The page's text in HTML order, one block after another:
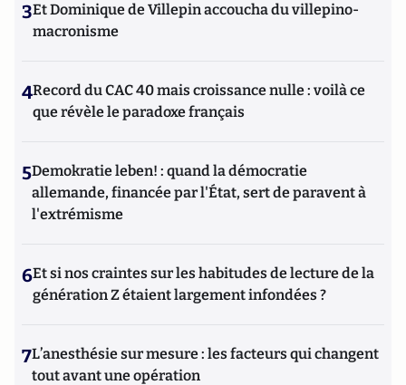
3Et Dominique de Villepin accoucha du villepino-
macronisme
4Record du CAC 40 mais croissance nulle : voilà ce
que révèle le paradoxe français
5Demokratie leben! : quand la démocratie
allemande, financée par l'État, sert de paravent à
l'extrémisme
6Et si nos craintes sur les habitudes de lecture de la
génération Z étaient largement infondées ?
7L’anesthésie sur mesure : les facteurs qui changent
tout avant une opération